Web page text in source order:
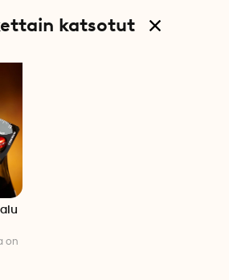
katsotut
on